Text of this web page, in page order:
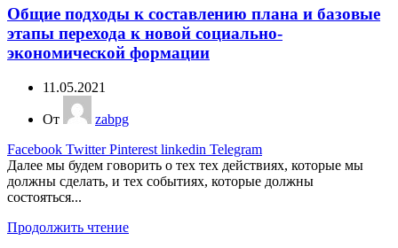
Общие подходы к составлению плана и базовые
этапы перехода к новой социально-
экономической формации
11.05.2021
От
zabpg
Facebook Twitter Pinterest linkedin Telegram
Далее мы будем говорить о тех тех действиях, которые мы
должны сделать, и тех событиях, которые должны
состояться...
Продолжить чтение